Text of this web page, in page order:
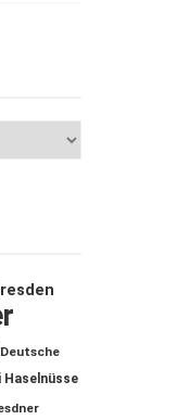
Deutsche
Haselnüsse